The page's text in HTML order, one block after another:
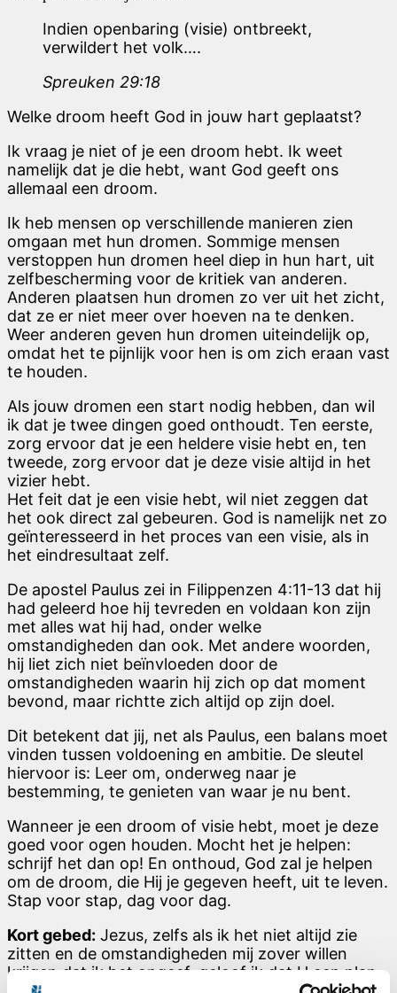
Indien openbaring (visie) ontbreekt,
verwildert het volk….
Spreuken 29:18
Welke droom heeft God in jouw hart geplaatst?
Ik vraag je niet of je een droom hebt. Ik weet
namelijk dat je die hebt, want God geeft ons
allemaal een droom.
Ik heb mensen op verschillende manieren zien
omgaan met hun dromen. Sommige mensen
verstoppen hun dromen heel diep in hun hart, uit
zelfbescherming voor de kritiek van anderen.
Anderen plaatsen hun dromen zo ver uit het zicht,
dat ze er niet meer over hoeven na te denken.
Weer anderen geven hun dromen uiteindelijk op,
omdat het te pijnlijk voor hen is om zich eraan vast
te houden.
Als jouw dromen een start nodig hebben, dan wil
ik dat je twee dingen goed onthoudt. Ten eerste,
zorg ervoor dat je een heldere visie hebt en, ten
tweede, zorg ervoor dat je deze visie altijd in het
vizier hebt.
Het feit dat je een visie hebt, wil niet zeggen dat
het ook direct zal gebeuren. God is namelijk net zo
geïnteresseerd in het proces van een visie, als in
het eindresultaat zelf.
De apostel Paulus zei in Filippenzen 4:11-13 dat hij
had geleerd hoe hij tevreden en voldaan kon zijn
met alles wat hij had, onder welke
omstandigheden dan ook. Met andere woorden,
hij liet zich niet beïnvloeden door de
omstandigheden waarin hij zich op dat moment
bevond, maar richtte zich altijd op zijn doel.
Dit betekent dat jij, net als Paulus, een balans moet
vinden tussen voldoening en ambitie. De sleutel
hiervoor is: Leer om, onderweg naar je
bestemming, te genieten van waar je nu bent.
Wanneer je een droom of visie hebt, moet je deze
goed voor ogen houden. Mocht het je helpen:
schrijf het dan op! En onthoud, God zal je helpen
om de droom, die Hij je gegeven heeft, uit te leven.
Stap voor stap, dag voor dag.
Kort gebed: Jezus, zelfs als ik het niet altijd zie
zitten en de omstandigheden mij zover willen
krijgen dat ik het opgeef, geloof ik dat U een plan